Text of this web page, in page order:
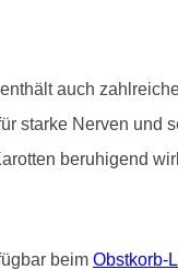
auch
starke Nerven und
beruhigend
beim Obstkorb-